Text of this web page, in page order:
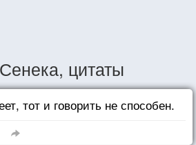
цитаты
тот и говорить не способен.